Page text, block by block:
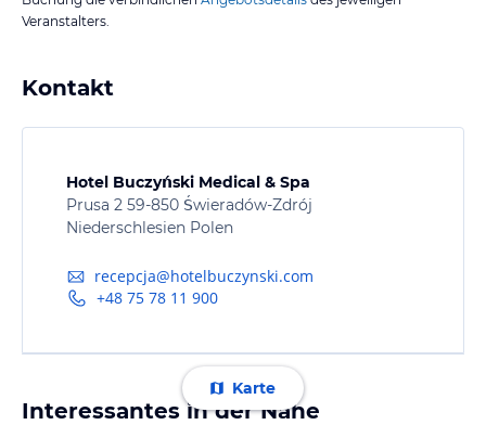
Veranstalters.
Kontakt
Hotel Buczyński Medical & Spa
Prusa 2 59-850 Świeradów-Zdrój
Niederschlesien Polen
recepcja@hotelbuczynski.com
+48 75 78 11 900
Karte
Interessantes in der Nähe